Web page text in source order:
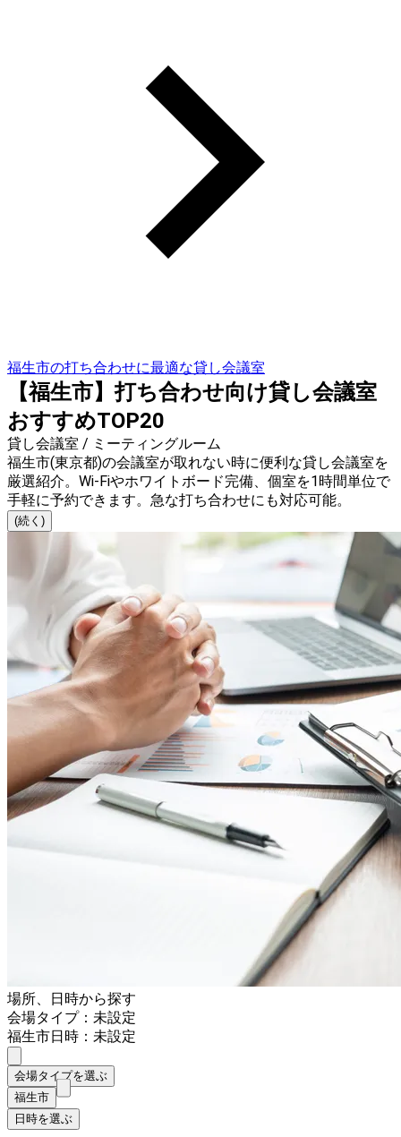
福生市の打ち合わせに最適な貸し会議室
【福生市】打ち合わせ向け貸し会議室
おすすめTOP20
貸し会議室 / ミーティングルーム
福生市(東京都)の会議室が取れない時に便利な貸し会議室を
厳選紹介。Wi-Fiやホワイトボード完備、個室を1時間単位で
手軽に予約できます。急な打ち合わせにも対応可能。
(続く)
場所、日時から探す
会場タイプ：未設定
福生市日時：未設定
会場タイプを選ぶ
福生市
日時を選ぶ